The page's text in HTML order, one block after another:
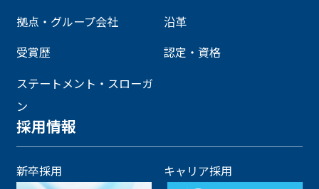
拠点・グループ会社
沿革
受賞歴
認定・資格
ステートメント・スローガ
ン
採用情報
新卒採用 キャリア採用